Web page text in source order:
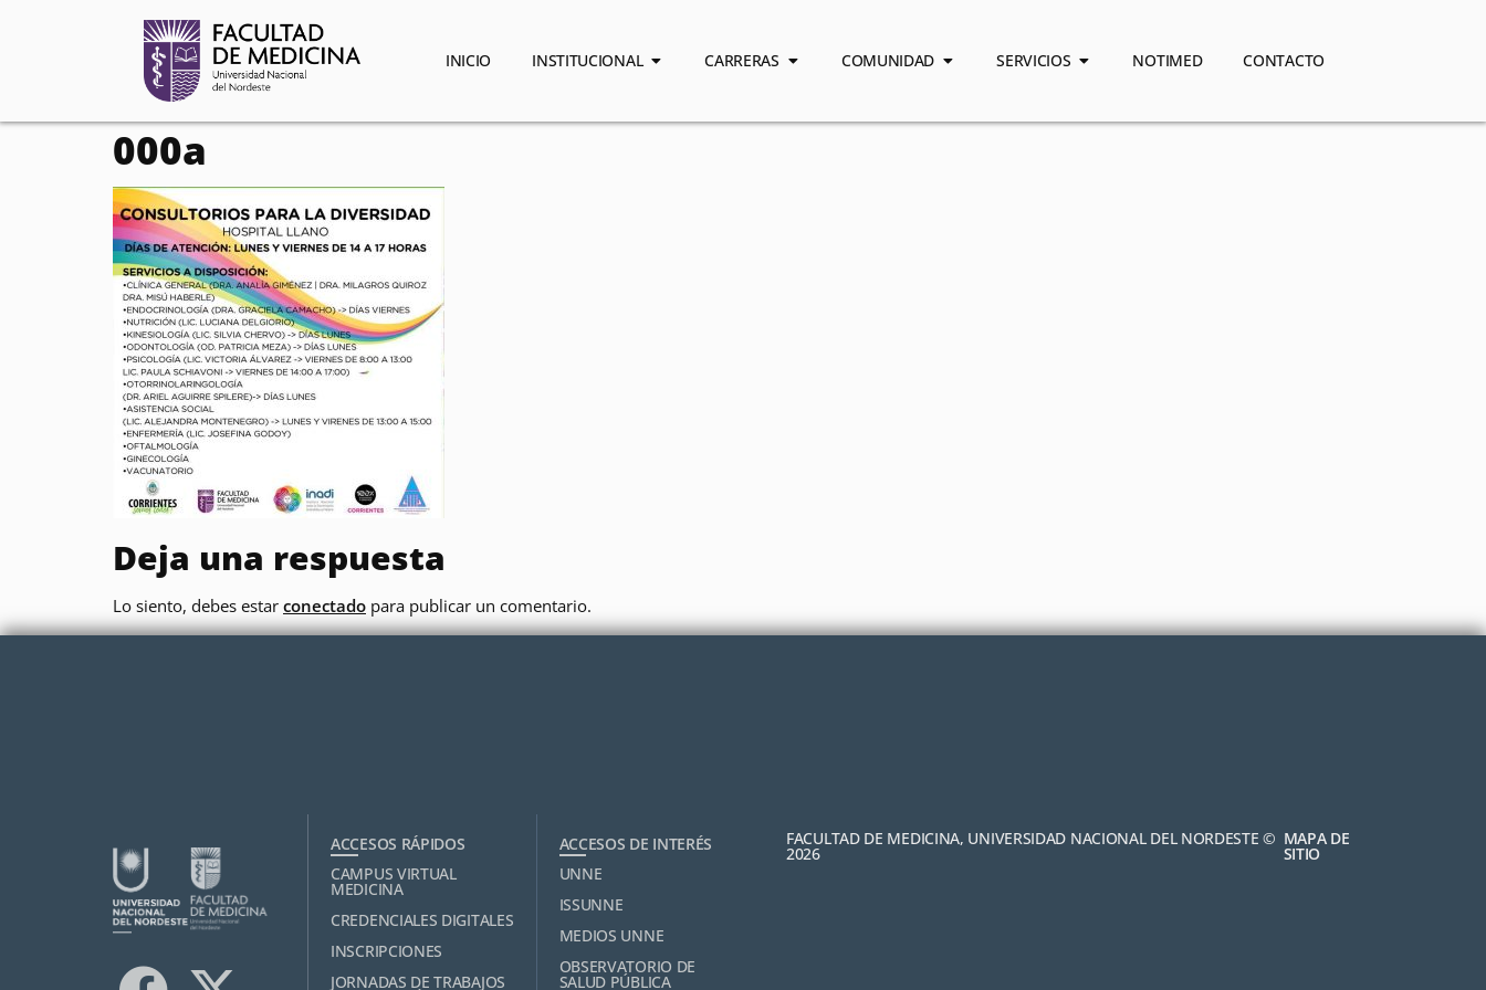
INICIO INSTITUCIONAL CARRERAS COMUNIDAD SERVICIOS NOTIMED CONTACTO
000a
Deja una respuesta
Lo siento, debes estar conectado para publicar un comentario.
ACCESOS RÁPIDOS
CAMPUS VIRTUAL
MEDICINA
CREDENCIALES DIGITALES
INSCRIPCIONES
JORNADAS DE TRABAJOS
ACCESOS DE INTERÉS
UNNE
ISSUNNE
MEDIOS UNNE
OBSERVATORIO DE
SALUD PÚBLICA
FACULTAD DE MEDICINA, UNIVERSIDAD NACIONAL DEL NORDESTE ©
2026
MAPA DE
SITIO